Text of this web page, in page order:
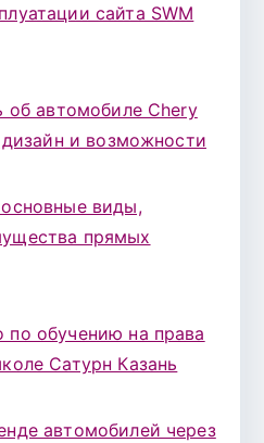
сайта SWM
об автомобиле Chery
и возможности
виды,
прямых
по обучению на права
Сатурн Казань
автомобилей через